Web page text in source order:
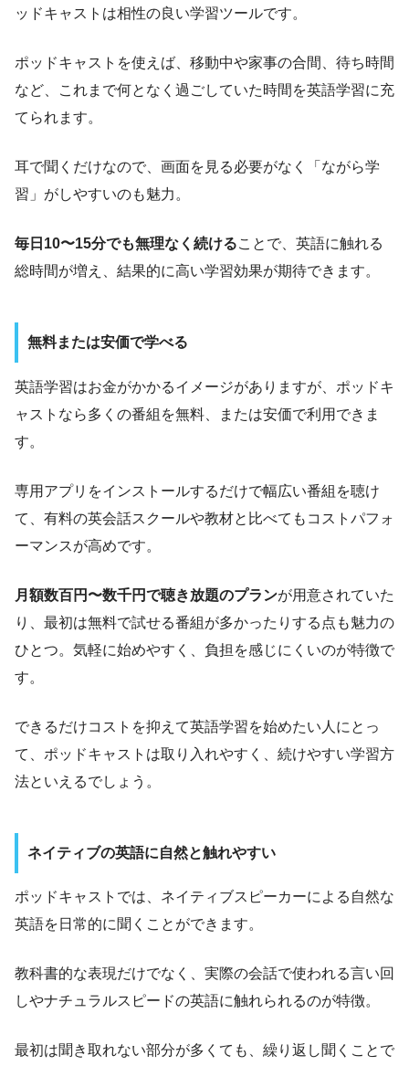
ッドキャストは相性の良い学習ツールです。
ポッドキャストを使えば、移動中や家事の合間、待ち時間
など、これまで何となく過ごしていた時間を英語学習に充
てられます。
耳で聞くだけなので、画面を見る必要がなく「ながら学
習」がしやすいのも魅力。
毎日10〜15分でも無理なく続けることで、英語に触れる
総時間が増え、結果的に高い学習効果が期待できます。
無料または安価で学べる
英語学習はお金がかかるイメージがありますが、ポッドキ
ャストなら多くの番組を無料、または安価で利用できま
す。
専用アプリをインストールするだけで幅広い番組を聴け
て、有料の英会話スクールや教材と比べてもコストパフォ
ーマンスが高めです。
月額数百円〜数千円で聴き放題のプランが用意されていた
り、最初は無料で試せる番組が多かったりする点も魅力の
ひとつ。気軽に始めやすく、負担を感じにくいのが特徴で
す。
できるだけコストを抑えて英語学習を始めたい人にとっ
て、ポッドキャストは取り入れやすく、続けやすい学習方
法といえるでしょう。
ネイティブの英語に自然と触れやすい
ポッドキャストでは、ネイティブスピーカーによる自然な
英語を日常的に聞くことができます。
教科書的な表現だけでなく、実際の会話で使われる言い回
しやナチュラルスピードの英語に触れられるのが特徴。
最初は聞き取れない部分が多くても、繰り返し聞くことで